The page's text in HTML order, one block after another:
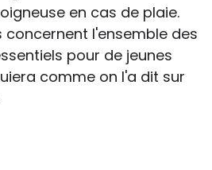
en cas de plaie.
concernent l'ensemble des
pour de jeunes
comme on l'a dit sur